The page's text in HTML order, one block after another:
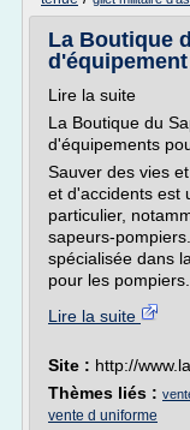
La Boutique
Lire la suite
La Boutique du
d'équipements
Sauver des vies
et d'accidents est
particulier,
sapeurs-
spécialisée dans
pour les pompiers.
Lire la suite
Site : http://
Thèmes liés :
vente d uniforme